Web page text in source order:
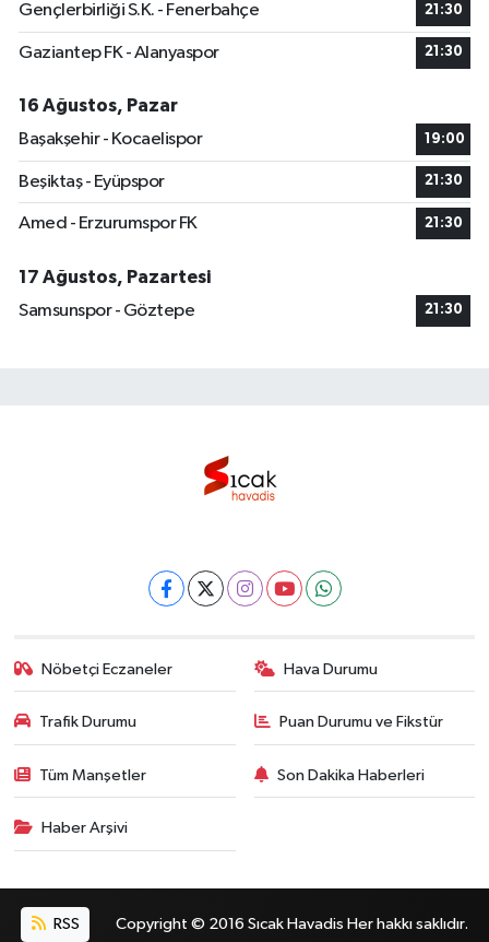
Gençlerbirliği S.K. - Fenerbahçe 21:30
Gaziantep FK - Alanyaspor 21:30
16 Ağustos, Pazar
Başakşehir - Kocaelispor
19:00
Beşiktaş - Eyüpspor 21:30
Amed - Erzurumspor FK 21:30
17 Ağustos, Pazartesi
Samsunspor - Göztepe
21:30
Nöbetçi Eczaneler Hava Durumu
Trafik Durumu Puan Durumu ve Fikstür
Tüm Manşetler Son Dakika Haberleri
Haber Arşivi
RSS Copyright © 2016 Sıcak Havadis Her hakkı saklıdır.